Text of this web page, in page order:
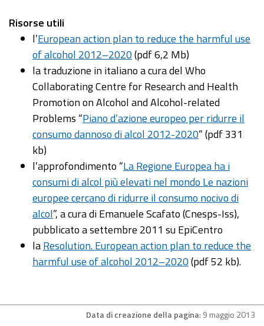
Risorse utili
l’European action plan to reduce the harmful use
of alcohol 2012–2020(pdf 6,2 Mb)
la traduzione in italiano a cura del Who
Collaborating Centre for Research and Health
Promotion on Alcohol and Alcohol-related
Problems “Piano d’azione europeo per ridurre il
consumo dannoso di alcol 2012-2020” (pdf 331
kb)
l’approfondimento “La Regione Europea ha i
consumi di alcol più elevati nel mondo Le nazioni
europee cercano di ridurre il consumo nocivo di
alcol”, a cura di Emanuele Scafato (Cnesps-Iss),
pubblicato a settembre 2011 su EpiCentro
laResolution. European action plan to reduce the
harmful use of alcohol 2012–2020(pdf 52 kb).
Data di creazione della pagina: 9 maggio 2013